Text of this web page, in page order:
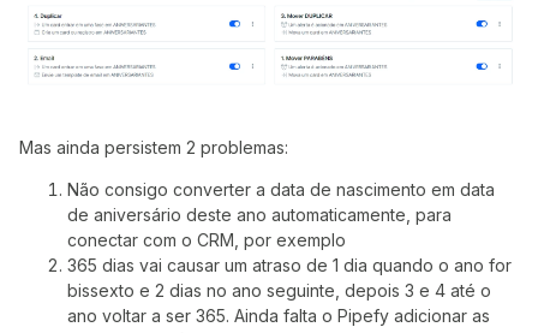
Mas ainda persistem 2 problemas:
Não consigo converter a data de nascimento em data
de aniversário deste ano automaticamente, para
conectar com o CRM, por exemplo
365 dias vai causar um atraso de 1 dia quando o ano for
bissexto e 2 dias no ano seguinte, depois 3 e 4 até o
ano voltar a ser 365. Ainda falta o Pipefy adicionar as